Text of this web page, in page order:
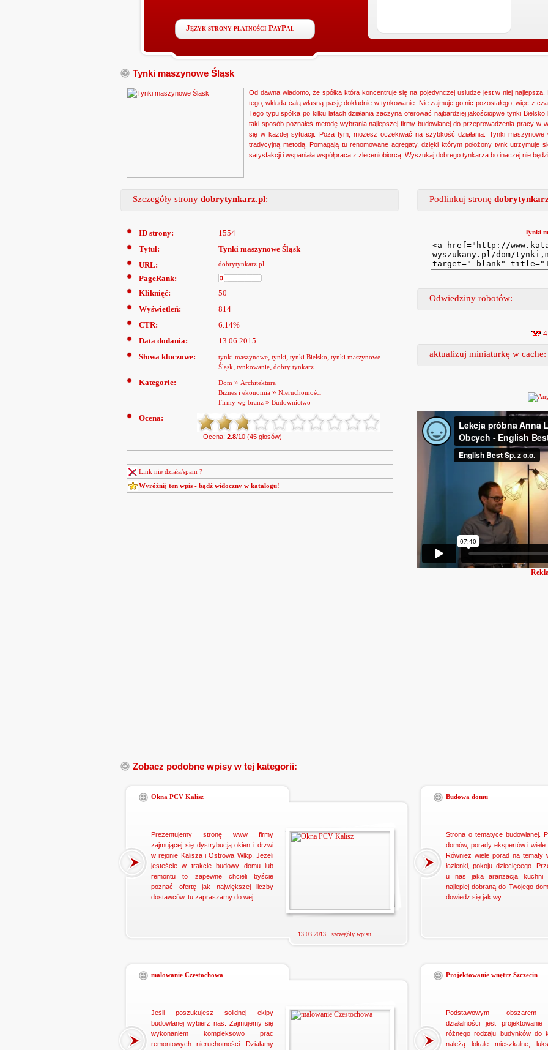
Język strony płatności PayPal
Tynki maszynowe Śląsk
Od dawna wiadomo, że spółka która koncentruje się na pojedynczej usłudze jest w niej
tego, wkłada całą własną pasję dokładnie w tynkowanie. Nie zajmuje go nic pozostałego, więc z
Tego typu spółka po kilku latach działania zaczyna oferować najbardziej jakościopwe tynki Bielsko
taki sposób poznałeś metodę wybrania najlepszej firmy budowlanej do przeprowadzenia pracy w
się w każdej sytuacji. Poza tym, możesz oczekiwać na szybkość działania. Tynki
tradycyjną metodą. Pomagają tu renomowane agregaty, dzięki którym położony tynk utrzymuje
satysfakcji i wspaniała współpraca z zleceniobiorcą. Wyszukaj dobrego tynkarza bo inaczej nie
Szczegóły strony dobrytynkarz.pl:
ID strony:
1554
Tytuł:
Tynki maszynowe Śląsk
URL:
dobrytynkarz.pl
PageRank:
Kliknięć:
50
Wyświetleń:
814
CTR:
6.14%
Data dodania:
13 06 2015
Słowa kluczowe:
tynki maszynowe, tynki, tynki Bielsko, tynki maszynowe
Śląsk, tynkowanie, dobry tynkarz
Kategorie: Dom » Architektura
Biznes i ekonomia » Nieruchomości
Firmy wg branż » Budownictwo
Ocena:
Ocena: 2.8/10 (45 głosów)
Link nie działa/spam ?
Wyróżnij ten wpis - bądź widoczny w katalogu!
Podlinkuj stronę
Tynki
Odwiedziny robotów:
4
aktualizuj miniaturkę w cache:
Zobacz podobne wpisy w tej kategorii:
Okna PCV Kalisz
Prezentujemy stronę www firmy
zajmującej się dystrybucją okien i drzwi
w rejonie Kalisza i Ostrowa Wlkp. Jeżeli
jesteście w trakcie budowy domu lub
remontu to zapewne chcieli byście
poznać ofertę jak największej liczby
dostawców, tu zapraszamy do wej...
13 03 2013 · szczegóły wpisu
Budowa domu
Strona o tematyce budowlanej.
domów, porady ekspertów i wiele
Również wiele porad na tematy
łazienki, pokoju dziecięcego.
u nas jaka aranżacja kuchni
najlepiej dobraną do Twojego
dowiedz się jak wy...
malowanie Czestochowa
Jeśli poszukujesz solidnej ekipy
budowlanej wybierz nas. Zajmujemy się
wykonaniem kompleksowo prac
remontowych nieruchomości. Działamy
Projektowanie wnętrz Szczecin
Podstawowym obszarem
działalności jest projektowanie
różnego rodzaju budynków do
należą lokale mieszkalne,